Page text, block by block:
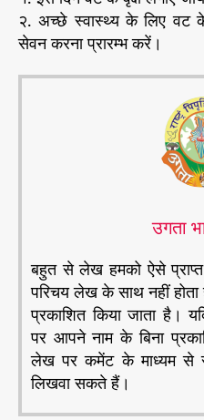
२. अच्छे स्वास्थ्य के लिए वट
सेवन करना प्रारम्भ करें।
उगता
बहुत से लेख हमको ऐसे
परिचय लेख के साथ नहीं
प्रकाशित किया जाता है।
पर आपने नाम के बिना
लेख पर कमेंट के माध्यम से
लिखवा सकते हैं।